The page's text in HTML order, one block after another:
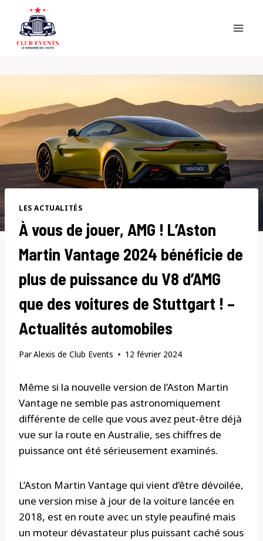
content
LES ACTUALITÉS
À vous de jouer, AMG ! L’Aston
Martin Vantage 2024 bénéficie de
plus de puissance du V8 d’AMG
que des voitures de Stuttgart ! –
Actualités automobiles
ParAlexis de Club Events 12 février 2024
Même si la nouvelle version de l’Aston Martin
Vantage ne semble pas astronomiquement
différente de celle que vous avez peut-être déjà
vue sur la route en Australie, ses chiffres de
puissance ont été sérieusement examinés.
L’Aston Martin Vantage qui vient d’être dévoilée,
une version mise à jour de la voiture lancée en
2018, est en route avec un style peaufiné mais
un moteur dévastateur plus puissant caché sous